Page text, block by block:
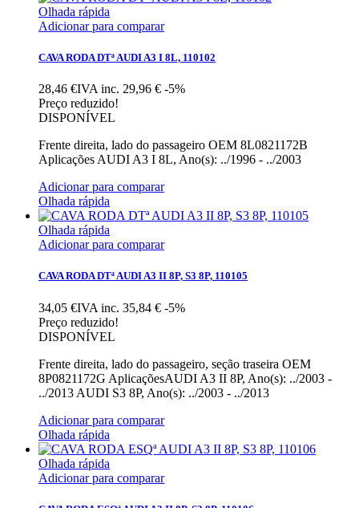
Olhada rápida
Adicionar para comparar
CAVA RODA DTª AUDI A3 I 8L, 110102
28,46 €IVA inc. 29,96 € -5%
Preço reduzido!
DISPONÍVEL
Frente direita, lado do passageiro OEM 8L0821172B
Aplicações AUDI A3 I 8L, Ano(s): ../1996 - ../2003
Adicionar para comparar
Olhada rápida
Olhada rápida
Adicionar para comparar
CAVA RODA DTª AUDI A3 II 8P, S3 8P, 110105
34,05 €IVA inc. 35,84 € -5%
Preço reduzido!
DISPONÍVEL
Frente direita, lado do passageiro, seção traseira OEM
8P0821172G AplicaçõesAUDI A3 II 8P, Ano(s): ../2003 -
../2013 AUDI S3 8P, Ano(s): ../2003 - ../2013
Adicionar para comparar
Olhada rápida
Olhada rápida
Adicionar para comparar